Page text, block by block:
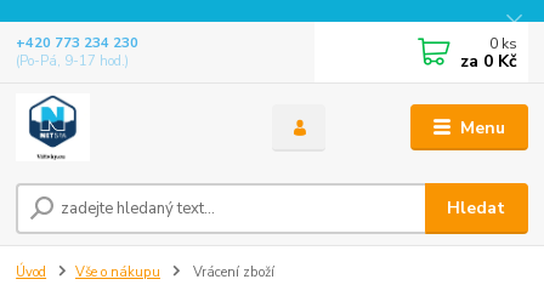
Menu
Hledat
+420 773 234 230
(Po-Pá, 9-17 hod.)
0 ks
za 0 Kč
Úvod Vše o nákupu Vrácení zboží